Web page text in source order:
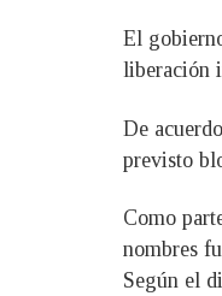
El
liberación
De
previsto
Como
nombres
Según el